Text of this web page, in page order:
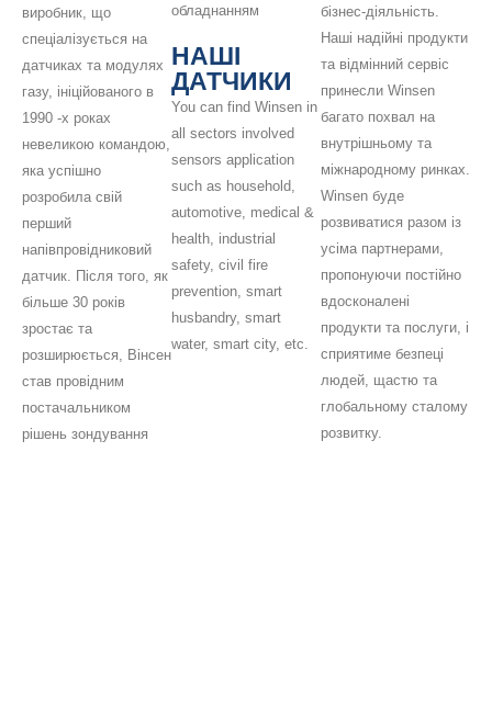
виробник, що
спеціалізується на
датчиках та модулях
газу, ініційованого в
1990 -х роках
невеликою командою,
яка успішно
розробила свій
перший
напівпровідниковий
датчик. Після того, як
більше 30 років
зростає та
розширюється, Вінсен
став провідним
постачальником
рішень зондування
обладнанням
НАШІ
ДАТЧИКИ
You can find Winsen in
all sectors involved
sensors application
such as household,
automotive, medical &
health, industrial
safety, civil fire
prevention, smart
husbandry, smart
water, smart city, etc.
бізнес-діяльність.
Наші надійні продукти
та відмінний сервіс
принесли Winsen
багато похвал на
внутрішньому та
міжнародному ринках.
Winsen буде
розвиватися разом із
усіма партнерами,
пропонуючи постійно
вдосконалені
продукти та послуги, і
сприятиме безпеці
людей, щастю та
глобальному сталому
розвитку.